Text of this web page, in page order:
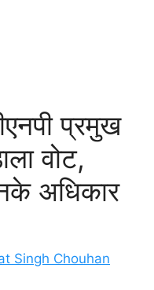
प्रमुख
वोट,
अधिकार
Singh Chouhan